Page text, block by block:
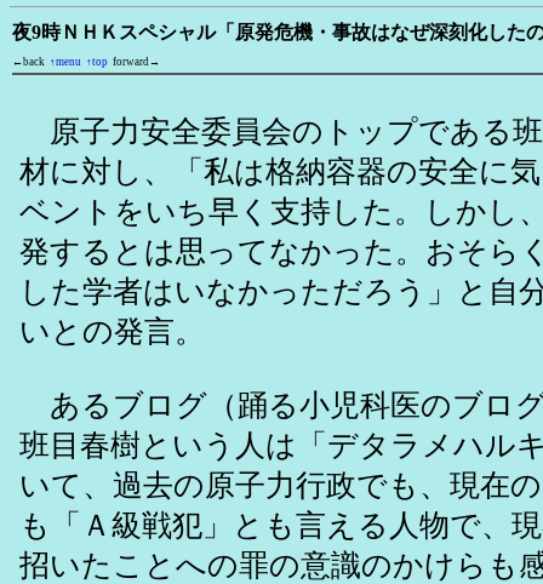
夜9時ＮＨＫスペシャル「原発危機・事故はなぜ深刻化した
←back ↑menu ↑top forward→
原子力安全委員会のトップである
材に対し、「私は格納容器の安全に
ベントをいち早く支持した。しかし
発するとは思ってなかった。おそら
した学者はいなかっただろう」と自
いとの発言。
あるブログ（踊る小児科医のブロ
班目春樹という人は「デタラメハル
いて、過去の原子力行政でも、現在
も「Ａ級戦犯」とも言える人物で、
招いたことへの罪の意識のかけらも